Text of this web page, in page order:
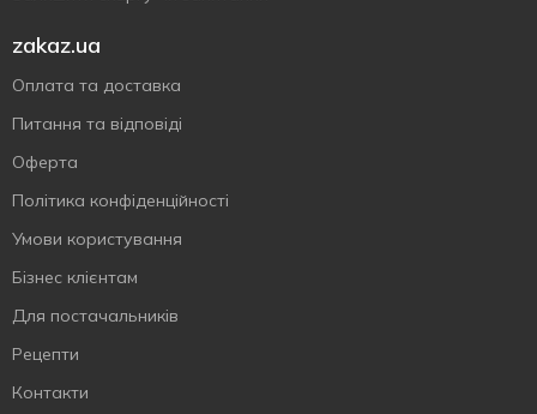
zakaz.ua
Оплата та доставка
Питання та відповіді
Оферта
Політика конфіденційності
Умови користування
Бізнес клієнтам
Для постачальників
Рецепти
Контакти